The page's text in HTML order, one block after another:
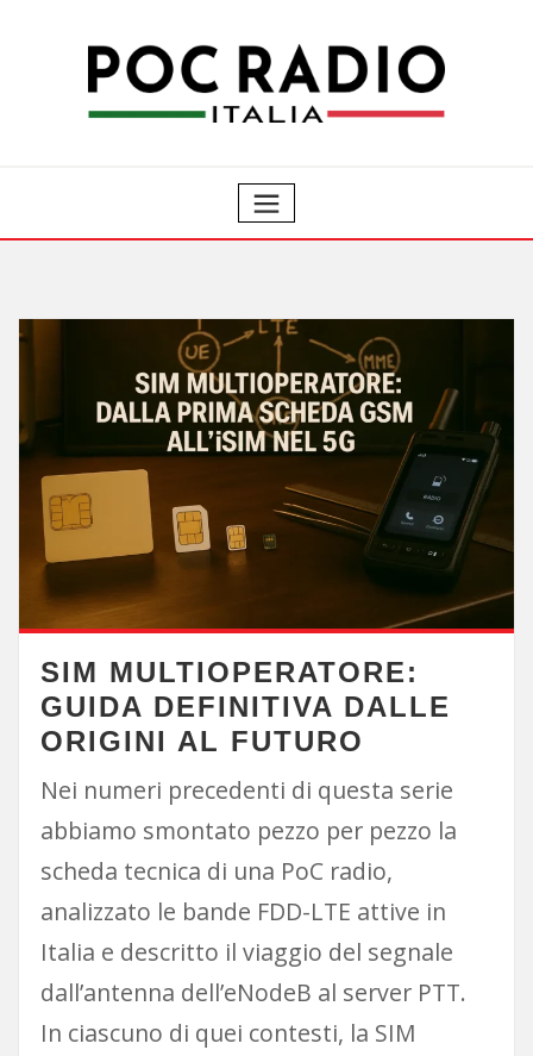
SIM MULTIOPERATORE:
GUIDA DEFINITIVA DALLE
ORIGINI AL FUTURO
Nei numeri precedenti di questa serie
abbiamo smontato pezzo per pezzo la
scheda tecnica di una PoC radio,
analizzato le bande FDD-LTE attive in
Italia e descritto il viaggio del segnale
dall’antenna dell’eNodeB al server PTT.
In ciascuno di quei contesti, la SIM